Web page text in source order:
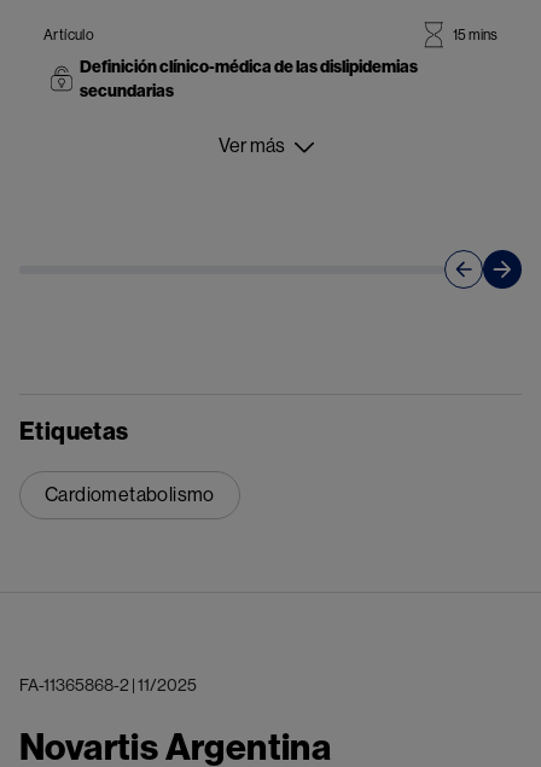
Artículo 15 mins
Definición clínico-médica de las dislipidemias
secundarias
Ver más
Etiquetas
Cardiometabolismo
FA-11365868-2 | 11/2025
Novartis Argentina